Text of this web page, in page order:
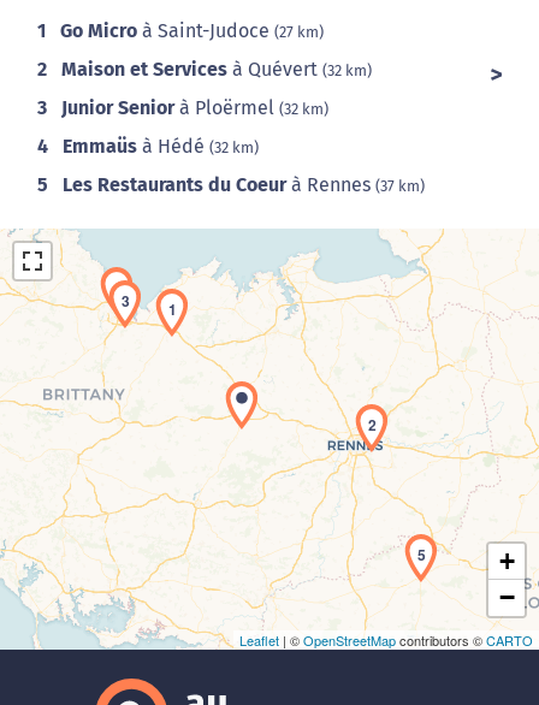
1 Go Micro à Saint-Judoce (27 km)
2 Maison et Services à Quévert (32 km)
3 Junior Seniorà Ploërmel (32 km)
4 Emmaüs à Hédé (32 km)
5 Les Restaurants du Coeurà Rennes (37 km)
Chargement de la carte en cours...
1
2
3
4
5
+
−
Leaflet | ©OpenStreetMapcontributors ©CARTO